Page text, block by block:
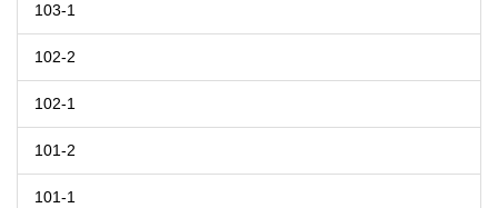
103-1
102-2
102-1
101-2
101-1